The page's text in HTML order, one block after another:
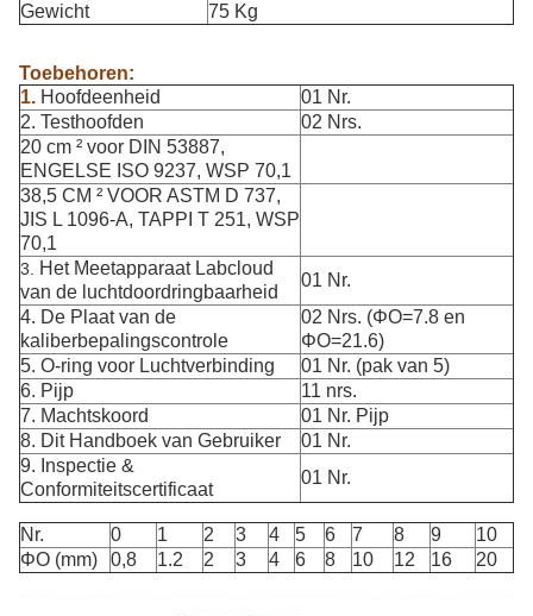
Gewicht
75 Kg
Toebehoren:
1. Hoofdeenheid
01 Nr.
2. Testhoofden
02 Nrs.
20 cm ² voor DIN 53887,
ENGELSE ISO 9237, WSP 70,1
38,5 CM ² VOOR ASTM D 737,
JIS L 1096-A, TAPPI T 251, WSP
70,1
3.
Het Meetapparaat Labcloud
van de luchtdoordringbaarheid
01 Nr.
4. De Plaat van de
kaliberbepalingscontrole
02 Nrs. (ΦO=7.8 en
ΦO=21.6)
5. O-ring voor Luchtverbinding
01 Nr. (pak van 5)
6. Pijp
11 nrs.
7. Machtskoord
01 Nr. Pijp
8. Dit Handboek van Gebruiker
01 Nr.
9. Inspectie &
Conformiteitscertificaat
01 Nr.
Nr. 0 1 2 3 4 5 6 7 8 9
10
ΦO (mm)
0,8 1.2 2 3 4 6 8 10 12 16 20